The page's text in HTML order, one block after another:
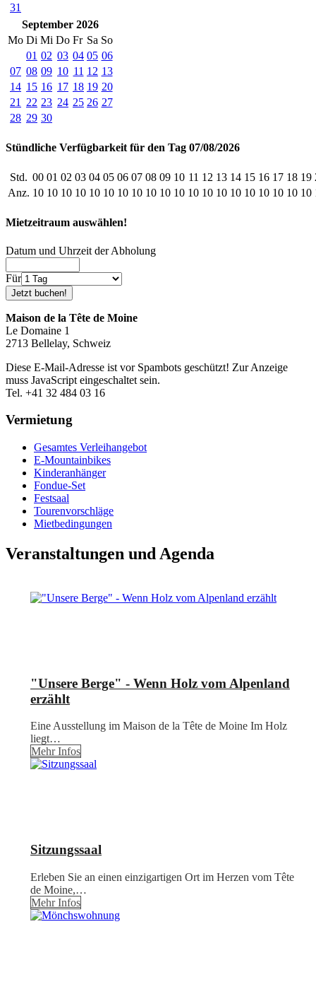
31
September 2026
Mo Di Mi Do Fr Sa So
01 02 03 04 05 06
07 08 09 10 11 12 13
14 15 16 17 18 19 20
21
22 23 24 25 26 27
28 29 30
Stündliche Verfügbarkeit für den Tag 07/08/2026
Std. 00 01 02 03 04 05 06 07 08 09 10 11 12 13 14 15 16 17 18 19
Anz. 10 10 10 10 10 10 10 10 10 10 10 10 10 10 10 10 10 10 10 10
Mietzeitraum auswählen!
Datum und Uhrzeit der Abholung
Für
Maison de la Tête de Moine
Le Domaine 1
2713 Bellelay, Schweiz
Diese E-Mail-Adresse ist vor Spambots geschützt! Zur Anzeige
muss JavaScript eingeschaltet sein.
Tel. +41 32 484 03 16
Vermietung
Gesamtes Verleihangebot
E-Mountainbikes
Kinderanhänger
Fondue-Set
Festsaal
Tourenvorschläge
Mietbedingungen
Veranstaltungen und Agenda
"Unsere Berge" - Wenn Holz vom Alpenland
erzählt
Eine Ausstellung im Maison de la Tête de Moine Im Holz
liegt…
Mehr Infos
Sitzungssaal
Erleben Sie an einen einzigartigen Ort im Herzen vom Tête
de Moine,…
Mehr Infos